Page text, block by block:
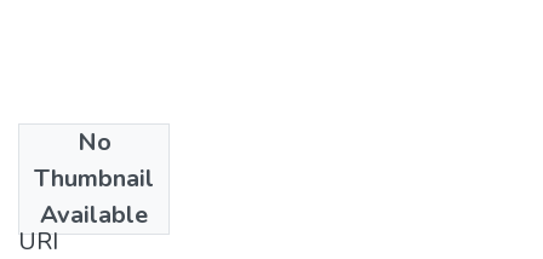
No
Thumbnail
Available
2000
URI